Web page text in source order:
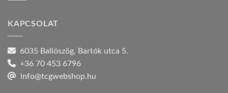
rendelések
KAPCSOLAT
6035 Ballószög, Bartók utca 5.
+36 70 453 6796
info@tcgwebshop.hu